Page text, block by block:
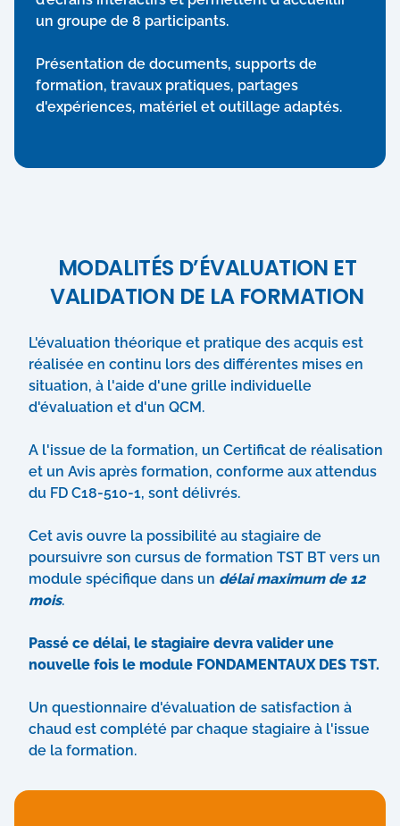
un groupe de 8 participants.
Présentation de documents, supports de
formation, travaux pratiques, partages
d'expériences, matériel et outillage adaptés.
MODALITÉS D’ÉVALUATION ET
VALIDATION DE LA FORMATION
L'évaluation théorique et pratique des acquis est
réalisée en continu lors des différentes mises en
situation, à l'aide d'une grille individuelle
d'évaluation et d'un QCM.
A l'issue de la formation, un Certificat de réalisation
et un Avis après formation, conforme aux attendus
du FD C18-510-1, sont délivrés.
Cet avis ouvre la possibilité au stagiaire de
poursuivre son cursus de formation TST BT vers un
module spécifique dans un délai maximum de 12
mois.
Passé ce délai, le stagiaire devra valider une
nouvelle fois le module FONDAMENTAUX DES TST.
Un questionnaire d'évaluation de satisfaction à
chaud est complété par chaque stagiaire à l'issue
de la formation.